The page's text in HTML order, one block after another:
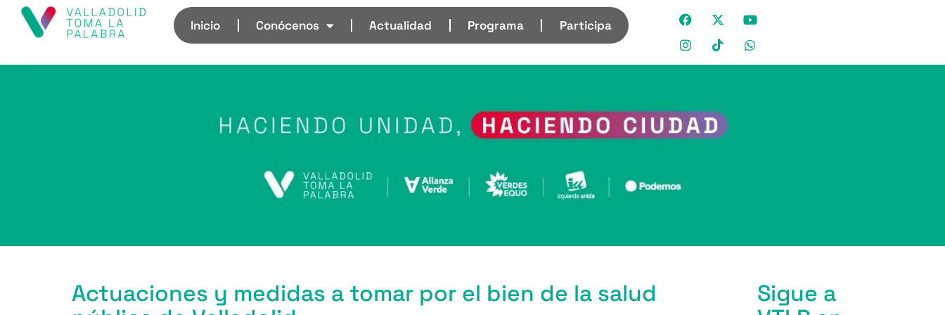
Inicio Conócenos Actualidad Programa Participa
Actuaciones y medidas a tomar por el bien de la salud
Sigue a